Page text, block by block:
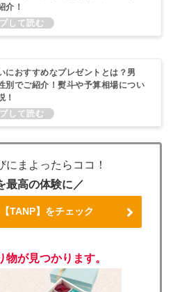
介！
におすすめなプレゼントとは？男
別でご紹介！熨斗や予算相場につい
！
にまよったらココ！
最高の体験に／
TANP】をチェック
物が見つかります。